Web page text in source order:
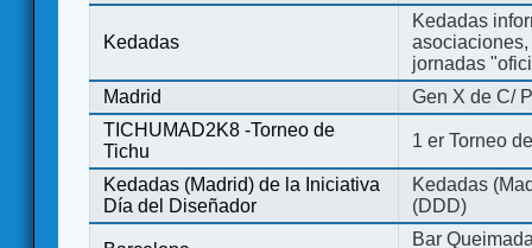
Kedadas
Kedadas
jornadas
Madrid
Gen X de C/
TICHUMAD2K8 -Torneo de
Tichu
1 er Torneo
Kedadas (Madrid) de la Iniciativa
Día del Diseñador
Kedadas
(DDD)
Bar